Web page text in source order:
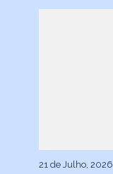
21 de Julho,